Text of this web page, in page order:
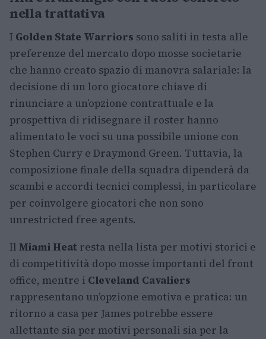
nella trattativa
I Golden State Warriors sono saliti in testa alle
preferenze del mercato dopo mosse societarie
che hanno creato spazio di manovra salariale: la
decisione di un loro giocatore chiave di
rinunciare a un’opzione contrattuale e la
prospettiva di ridisegnare il roster hanno
alimentato le voci su una possibile unione con
Stephen Curry e Draymond Green. Tuttavia, la
composizione finale della squadra dipenderà da
scambi e accordi tecnici complessi, in particolare
per coinvolgere giocatori che non sono
unrestricted free agents.
Il Miami Heat resta nella lista per motivi storici e
di competitività dopo mosse importanti del front
office, mentre i Cleveland Cavaliers
rappresentano un’opzione emotiva e pratica: un
ritorno a casa per James potrebbe essere
allettante sia per motivi personali sia per la